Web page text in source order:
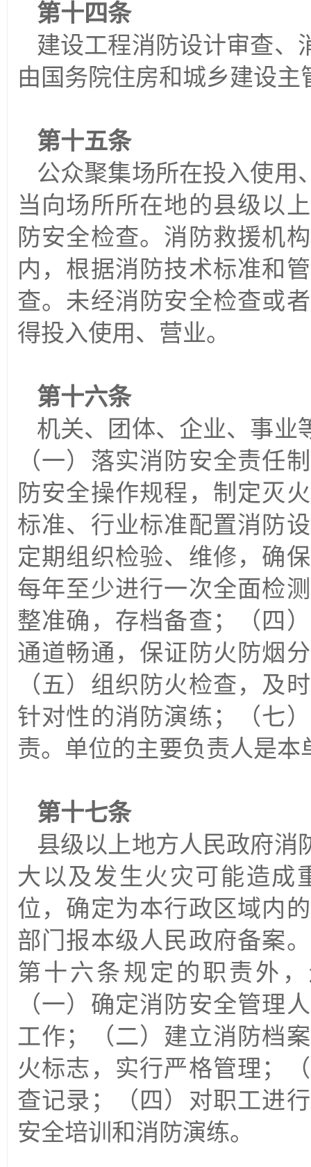
第十四条
建设工程消防设计审查、
由国务院住房和城乡建设主
第十五条
公众聚集场所在投入使用
当向场所所在地的县级以
防安全检查。消防救援机
内，根据消防技术标准和
查。未经消防安全检查或
得投入使用、营业。
第十六条
机关、团体、企业、事业
（一）落实消防安全责任
防安全操作规程，制定灭
标准、行业标准配置消防
定期组织检验、维修，确
每年至少进行一次全面检
整准确，存档备查；（四
通道畅通，保证防火防烟
（五）组织防火检查，及
针对性的消防演练；（七
责。单位的主要负责人是
第十七条
县级以上地方人民政府消
大以及发生火灾可能造成
位，确定为本行政区域内
部门报本级人民政府备案
第十六条规定的职责外
（一）确定消防安全管理
工作；（二）建立消防档
火标志，实行严格管理；
查记录；（四）对职工进
安全培训和消防演练。